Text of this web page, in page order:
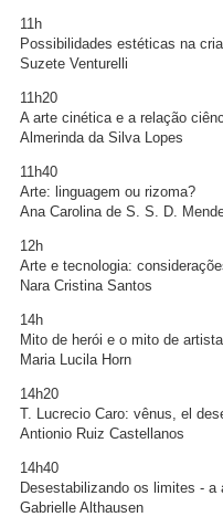
11h
Possibilidades estéticas na
Suzete Venturelli
11h20
A arte cinética e a relação
Almerinda da Silva Lopes
11h40
Arte: linguagem ou rizoma?
Ana Carolina de S. S. D.
12h
Arte e tecnologia:
Nara Cristina Santos
14h
Mito de herói e o mito de artista
Maria Lucila Horn
14h20
T. Lucrecio Caro: vênus, el
Antionio Ruiz Castellanos
14h40
Desestabilizando os limites -
Gabrielle Althausen